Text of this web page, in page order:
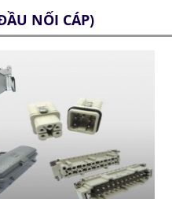
NỐI CÁP)